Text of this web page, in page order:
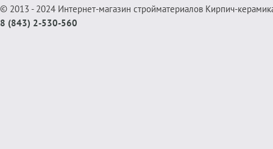
© 2013 - 2024 Интернет-магазин стройматериалов Кирпич-
8 (843) 2-530-560